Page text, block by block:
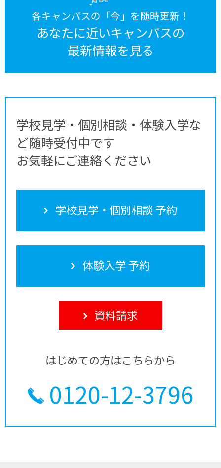
各キャンパスの「今」を随時更新！
あなたに近いキャンパスの
最新情報を見る
学校見学・個別相談・体験入学な
ど随時受付中です
お気軽にご連絡ください
学校見学・個別相談 予約
体験入学 予約
資料請求
はじめての方はこちらから
0120-12-3796